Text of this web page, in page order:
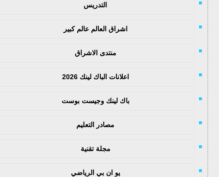
التدريس
اشراق العالم عالم كبير
منتدى الاشراق
اعلانات الباك لينك 2026
باك لينك وجيست بوست
مصادر التعليم
مجلة تقنية
يو ان بي الرياضي